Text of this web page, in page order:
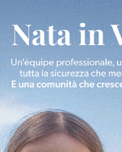
In vetrina 3 Agosto 2026
Estra Notizie
studenti
debutta il